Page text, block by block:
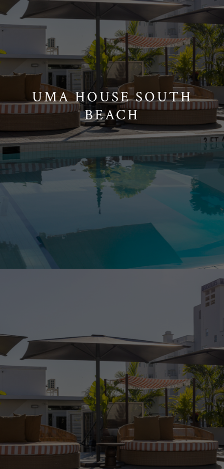
UMA HOUSE SOUTH
BEACH